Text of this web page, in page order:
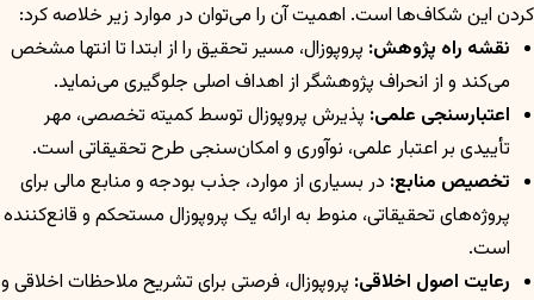
کردن این شکاف‌ها است. اهمیت آن را می‌توان در موارد زیر خلاصه کرد:
نقشه راه پژوهش: پروپوزال، مسیر تحقیق را از ابتدا تا انتها مشخص
می‌کند و از انحراف پژوهشگر از اهداف اصلی جلوگیری می‌نماید.
اعتبارسنجی علمی: پذیرش پروپوزال توسط کمیته تخصصی، مهر
تأییدی بر اعتبار علمی، نوآوری و امکان‌سنجی طرح تحقیقاتی است.
تخصیص منابع: در بسیاری از موارد، جذب بودجه و منابع مالی برای
پروژه‌های تحقیقاتی، منوط به ارائه یک پروپوزال مستحکم و قانع‌کننده
است.
رعایت اصول اخلاقی: پروپوزال، فرصتی برای تشریح ملاحظات اخلاقی و